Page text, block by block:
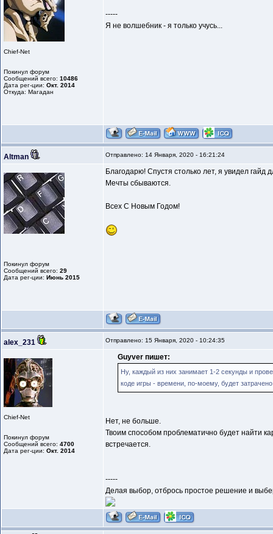
Chief-Net
Покинул форум
Сообщений всего: 10486
Дата рег-ции: Окт. 2014
Откуда: Магадан
-----
Я не волшебник - я только учусь...
Altman Отправлено: 14 Января, 2020 - 16:21:24
Покинул форум
Сообщений всего: 29
Дата рег-ции: Июнь 2015
Благодарю! Спустя столько лет, я увидел гайд
Мечты сбываются.
Всех С Новым Годом!
alex_231 Отправлено: 15 Января, 2020 - 10:24:35
Chief-Net
Покинул форум
Сообщений всего: 4700
Дата рег-ции: Окт. 2014
Guyver пишет:
Ну, каждый из них занимает 1-2 секунды и
коде игры - времени, по-моему, будет
Нет, не больше.
Твоим способом проблематично будет найти
встречается.
-----
Делая выбор, отбрось простое решение и